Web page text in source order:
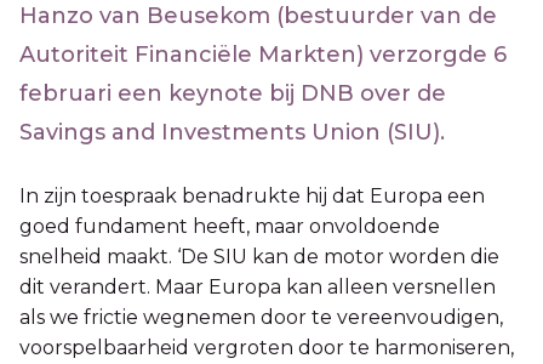
Hanzo van Beusekom (bestuurder van de
Autoriteit Financiële Markten) verzorgde 6
februari een keynote bij DNB over de
Savings and Investments Union (SIU).
In zijn toespraak benadrukte hij dat Europa een
goed fundament heeft, maar onvoldoende
snelheid maakt. ‘De SIU kan de motor worden die
dit verandert. Maar Europa kan alleen versnellen
als we frictie wegnemen door te vereenvoudigen,
voorspelbaarheid vergroten door te harmoniseren,